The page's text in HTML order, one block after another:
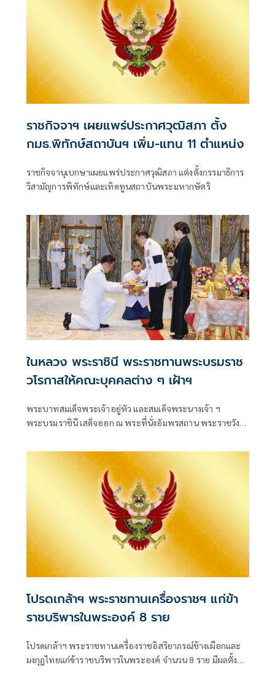
ราชกิจจาฯ เผยแพร่ประกาศวุฒิสภา ตั้ง
กมธ.พิทักษ์สถาบันฯ เพิ่ม-แทน 11 ตำแหน่ง
ราชกิจจานุเบกษาเผยแพร่ประกาศวุฒิสภา แต่งตั้งกรรมาธิการ
วิสามัญการพิทักษ์และเทิดทูนสถาบันพระมหากษัตริ
ในหลวง พระราชินี พระราชทานพระบรมราช
วโรกาสให้คณะบุคคลต่าง ๆ เฝ้าฯ
พระบาทสมเด็จพระเจ้าอยู่หัว และสมเด็จพระนางเจ้า ฯ
พระบรมราชินี เสด็จออก ณ พระที่นั่งอัมพรสถาน พระราชวัง
เฝ้าทูลละอองธุลีพระบาท ตามลำดับดังนี้
โปรดเกล้าฯ พระราชทานเครื่องราชฯ แก่ข้า
ราชบริพารในพระองค์ 8 ราย
โปรดเกล้าฯ พระราชทานเครื่องราชอิสริยาภรณ์ช้างเผือกและ
มงกุฎไทยแก่ข้าราชบริพารในพระองค์ จำนวน 8 ราย มีผลตั้งแต่